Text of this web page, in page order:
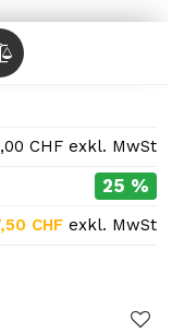
CHF exkl. MwSt
25 %
CHF exkl. MwSt